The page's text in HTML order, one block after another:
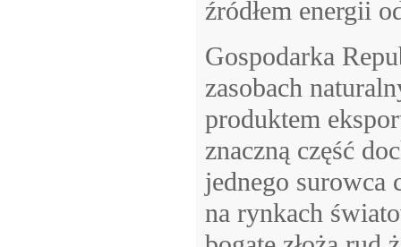
źródłem energii
Gospodarka
zasobach
produktem
znaczną część
jednego surowca
na rynkach